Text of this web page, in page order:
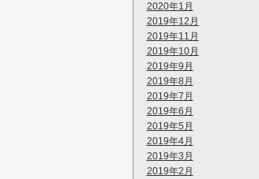
2020年1月
2019年12月
2019年11月
2019年10月
2019年9月
2019年8月
2019年7月
2019年6月
2019年5月
2019年4月
2019年3月
2019年2月